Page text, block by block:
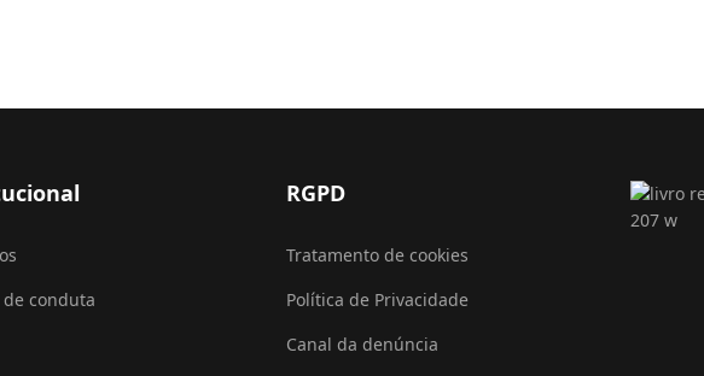
de conduta
RGPD
Tratamento de cookies
Política de Privacidade
Canal da denúncia